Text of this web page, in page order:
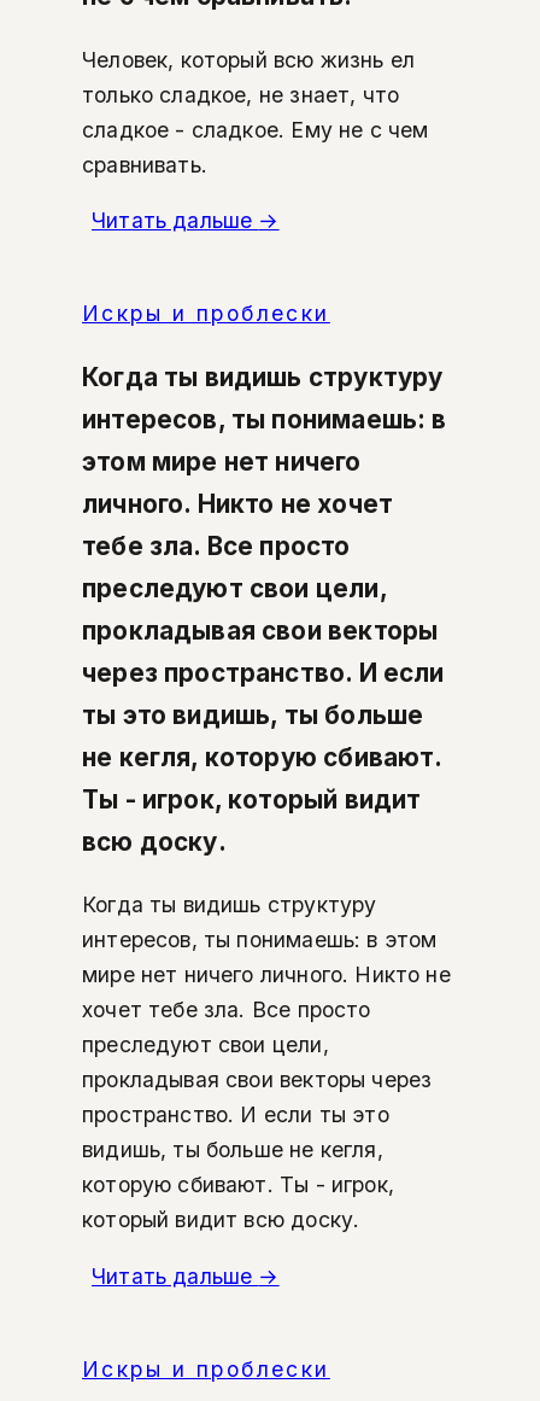
Человек, который всю жизнь ел
только сладкое, не знает, что
сладкое - сладкое. Ему не с чем
сравнивать.
Читать дальше →
Искры и проблески
Когда ты видишь структуру
интересов, ты понимаешь: в
этом мире нет ничего
личного. Никто не хочет
тебе зла. Все просто
преследуют свои цели,
прокладывая свои векторы
через пространство. И если
ты это видишь, ты больше
не кегля, которую сбивают.
Ты - игрок, который видит
всю доску.
Когда ты видишь структуру
интересов, ты понимаешь: в этом
мире нет ничего личного. Никто не
хочет тебе зла. Все просто
преследуют свои цели,
прокладывая свои векторы через
пространство. И если ты это
видишь, ты больше не кегля,
которую сбивают. Ты - игрок,
который видит всю доску.
Читать дальше →
Искры и проблески